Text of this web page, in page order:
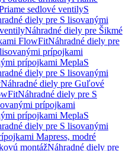
sedlové ventilyS
diely pre S lisovanými
Náhradné diely pre Šikmé
FlowFitNáhradné diely pre
prípojkami
prípojkami MeplaS
diely pre S lisovanými
Náhradné diely pre Guľové
Náhradné diely pre S
prípojkami
prípojkami MeplaS
diely pre S lisovanými
Mapress, modré
montážNáhradné diely pre